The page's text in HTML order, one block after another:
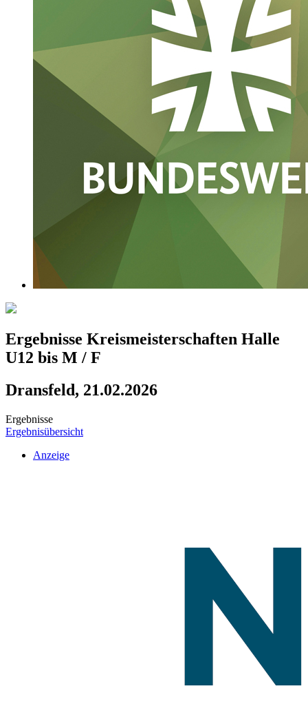
Ergebnisse Kreismeisterschaften Halle
U12 bis M / F
Dransfeld, 21.02.2026
Ergebnisse
Ergebnisübersicht
Anzeige